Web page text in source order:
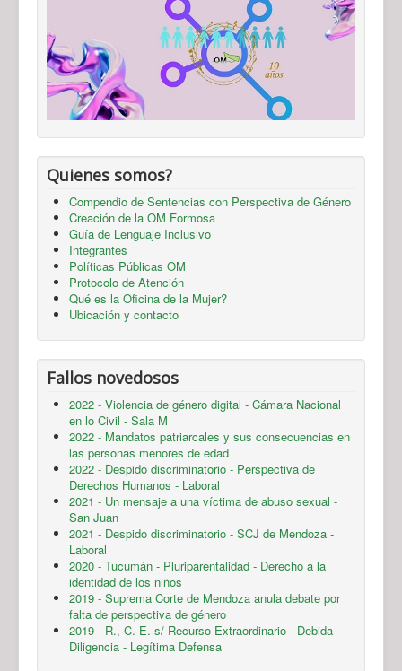
Quienes somos?
Compendio de Sentencias con Perspectiva de Género
Creación de la OM Formosa
Guía de Lenguaje Inclusivo
Integrantes
Políticas Públicas OM
Protocolo de Atención
Qué es la Oficina de la Mujer?
Ubicación y contacto
Fallos novedosos
2022 - Violencia de género digital - Cámara Nacional
en lo Civil - Sala M
2022 - Mandatos patriarcales y sus consecuencias en
las personas menores de edad
2022 - Despido discriminatorio - Perspectiva de
Derechos Humanos - Laboral
2021 - Un mensaje a una víctima de abuso sexual -
San Juan
2021 - Despido discriminatorio - SCJ de Mendoza -
Laboral
2020 - Tucumán - Pluriparentalidad - Derecho a la
identidad de los niños
2019 - Suprema Corte de Mendoza anula debate por
falta de perspectiva de género
2019 - R., C. E. s/ Recurso Extraordinario - Debida
Diligencia - Legítima Defensa